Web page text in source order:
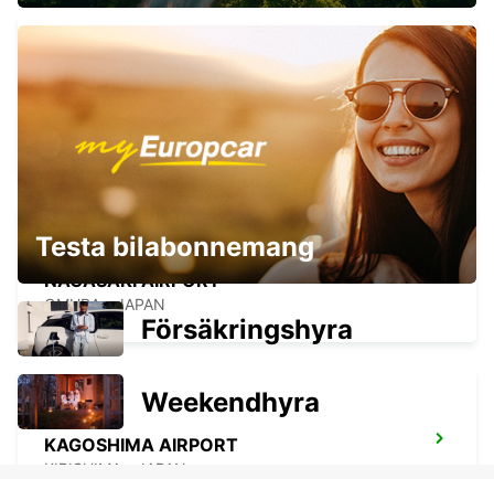
FUKUOKA AIRPORT INTERNATIONAL
FUKUOKA - JAPAN
NAGASAKI AIRPORT
OMURA - JAPAN
KAGOSHIMA AIRPORT
KIRISHIMA - JAPAN
Testa bilabonnemang
Försäkringshyra
Weekendhyra